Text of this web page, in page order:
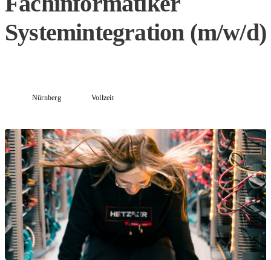
Systemintegration (m/w/d)
Nürnberg Vollzeit